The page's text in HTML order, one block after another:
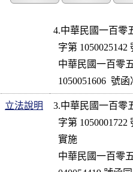
4.中華民國一百零
1050051606  號
立法說明
3.中華民國一百零